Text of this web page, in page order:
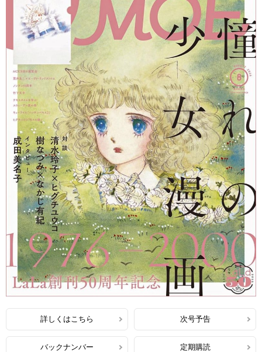
詳しくはこちら 次号予告
バックナンバー 定期購読